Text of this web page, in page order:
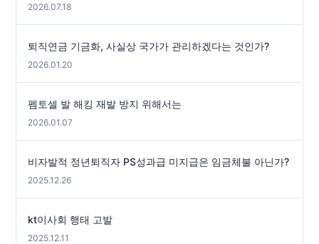
2026.07.18
퇴직연금 기금화, 사실상 국가가 관리하겠다는 것인가?
2026.01.20
펨토셀 발 해킹 재발 방지 위해서는
2026.01.07
비자발적 정년퇴직자 PS성과급 미지급은 임금체불 아닌가?
2025.12.26
kt이사회 행태 고발
2025.12.11